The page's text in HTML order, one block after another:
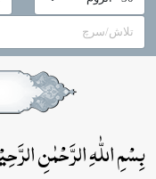
بِسۡمِ اللّٰہِ الرَّحۡمٰنِ